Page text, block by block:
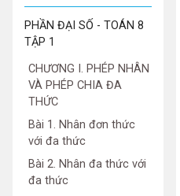
PHẦN ĐẠI SỐ - TOÁN 8
TẬP 1
CHƯƠNG I. PHÉP NHÂN
VÀ PHÉP CHIA ĐA
THỨC
Bài 1. Nhân đơn thức
với đa thức
Bài 2. Nhân đa thức với
đa thức